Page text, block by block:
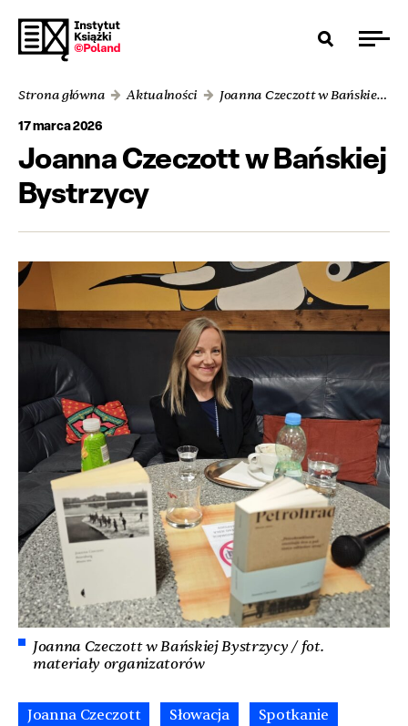
Strona główna Aktualności Joanna Czeczott w Bańskiej Bystrzycy
17 marca 2026
Joanna Czeczott w Bańskiej
Bystrzycy
Joanna Czeczott w Bańskiej Bystrzycy / fot.
materiały organizatorów
Joanna Czeczott Słowacja Spotkanie